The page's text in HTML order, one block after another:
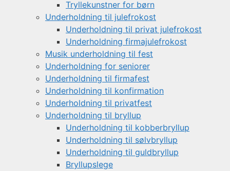
Tryllekunstner for børn
Underholdning til julefrokost
Underholdning til privat julefrokost
Underholdning firmajulefrokost
Musik underholdning til fest
Underholdning for seniorer
Underholdning til firmafest
Underholdning til konfirmation
Underholdning til privatfest
Underholdning til bryllup
Underholdning til kobberbryllup
Underholdning til sølvbryllup
Underholdning til guldbryllup
Bryllupslege